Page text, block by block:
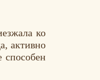
ко
активно